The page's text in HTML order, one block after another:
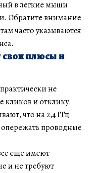
в легкие мыши
Обратите внимание
часто указываются
плюсы и
не
кликов и отклику.
что на 2,4 ГГц
проводные
еще имеют
и не требуют